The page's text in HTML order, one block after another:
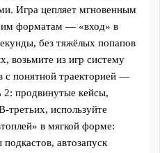
Игра цепляет мгновенным
форматам — «вход» в
без тяжёлых попапов
возьмите из игр систему
с понятной траекторией —
2: продвинутые кейсы,
используйте
в мягкой форме:
автозапуск